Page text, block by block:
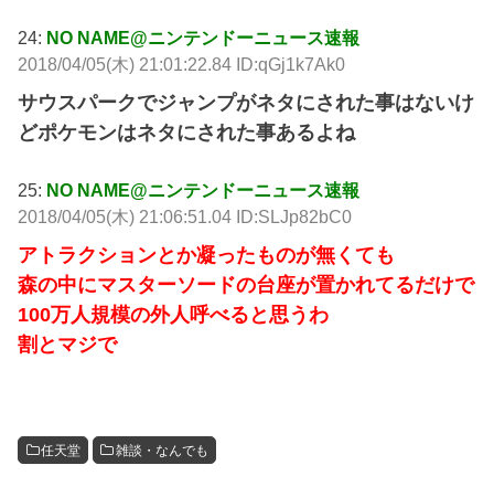
24: NO NAME@ニンテンドーニュース速報
2018/04/05(木) 21:01:22.84 ID:qGj1k7Ak0
サウスパークでジャンプがネタにされた事はないけ
どポケモンはネタにされた事あるよね
25: NO NAME@ニンテンドーニュース速報
2018/04/05(木) 21:06:51.04 ID:SLJp82bC0
アトラクションとか凝ったものが無くても
森の中にマスターソードの台座が置かれてるだけで
100万人規模の外人呼べると思うわ
割とマジで
任天堂 雑談・なんでも